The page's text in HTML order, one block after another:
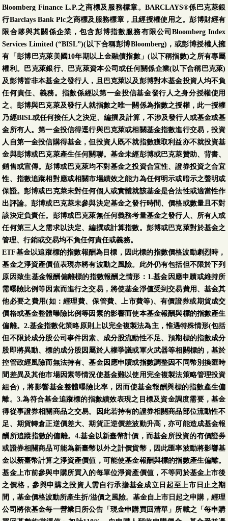
Bloomberg Finance L.P.之商標及服務標章。BARCLAYS®係巴克萊銀
行Barclays Bank Plc之商標及服務標章，且經授權使用之。彭博財經有
限合夥與其關係企業，包含彭博指數服務有限公司Bloomberg Index
Services Limited (“BISL”)(以下合稱彭博Bloomberg)，或彭博授權人擁
有「彭博巴克萊美國10年期以上金融債指數」(以下稱指數)之所有專屬
權利。巴克萊銀行、巴克萊資本公司或任何關係企業(以下合稱巴克萊)
及彭博皆非本基金之發行人，且巴克萊以及彭博對本基金投資人均不負
任何責任、義務。指數係經以第一金投信基金發行人之身分授權使用
之。彭博與巴克萊及發行人就指數之唯一關係為指數之授權，此一授權
乃經BISL或任何接任人之決定、編撰及計算，不涉及發行人或基金或基
金所有人。第一金投信得逕行與巴克萊或相關基金指數進行交易，投資
人自第一金投信購得基金，但投資人既不就指數獲取利益亦不就投資基
金與彭博或巴克萊產生任何關聯。基金未經彭博或巴克萊贊助、背書、
銷售或宣傳。彭博或巴克萊均不對基金之投資合宜性、證券投資之合宜
性、指數追蹤相對應或相關市場績效之能力為任何明示或暗示之聲明或
保證。彭博或巴克萊未對任何個人或實體就該基金是合法性或適當性作
出評論。彭博或巴克萊未參與決定基金之發行時間、價格或數量且不對
該決定負責任。彭博或巴克萊無任何義務考量基金之發行人、所有人或
任何第三人之需求以決定、編撰或計算指數。彭博或巴克萊對於基金之
管理、行銷或交易均不負任何責任或義務。
ETF基金以追蹤標的指數報酬為目標，因此標的指數價格波動劇烈時，
基金之淨資產價值表現亦將有波動之風險。此外仍有包括但不限於下列
原因致生基金報酬偏離標的指數報酬之情形：1.基金因應申贖或維持所
需曝險比例等因素而進行之交易，將使基金淨值受到交易費用、基金其
他必要之費用(如：經理費、保管費、上市費等)、有價證券或期貨成交
價格或基金整體曝險比例等因素的影響而使本基金報酬與標的指數產生
偏離。2.基金指數化策略原則上以完全複製法為主，惟遇特殊情形(包括
但不限於成分股公司事件因素、成分股流動性不足、預期標的指數成分
股即將異動、標的成分股因屬於人權爭議或軍火武器等相關標的，基於
控管政經風險而無法持有、基金因應申贖或指數調整因不同幣別換匯時
間差異及其他市場因素等情況使基金難以使用完全複製法策略管理投資
組合)，將影響基金整體曝險比率，因而使基金報酬與標的指數產生偏
離。3.為符合基金追蹤標的指數績效表現之目標及資金調度需要，基金
得從事證券相關商品之交易。因此若持有的證券相關商品部位流動性不
足、期貨轉倉正逆價差大、期貨正逆價差波動升高，亦可能造成基金報
酬所追蹤指數的偏離。4.基金以新臺幣計價，而基金所投資的有價證券
或證券相關商品可能為新臺幣以外之計價貨幣，因此匯率波動將影響基
金以新臺幣計算之淨資產價值，可能使基金報酬與標的指數產生偏離。
基金上市前參與申購所買入的每單位淨資產價值，不等同於基金上市後
之價格，參與申購之投資人需自行承擔基金成立日起至上市日止之期
間，基金價格波動所產生折/溢價之風險。基金自上市日起之申購，經理
公司將依基金每一營業日所公告「現金申購買回清單」所載之「每申購